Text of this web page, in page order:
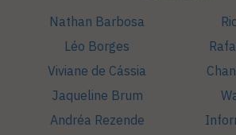
Nathan Barbosa
Léo Borges
Viviane de Cássia
Jaqueline Brum
Andréa Rezende